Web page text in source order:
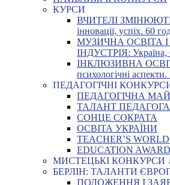
КУРСИ
ВЧИТЕЛІ ЗМІНЮЮТЬ
інновації, успіх. 60
МУЗИЧНА ОСВІТА
ІНДУСТРІЯ: Україна,
ІНКЛЮЗИВНА
психологічні
ПЕДАГОГІЧНІ
ПЕДАГОГІЧНА
ТАЛАНТ ПЕДАГОГА
СОНЦЕ СОКРАТА
ОСВІТА УКРАЇНИ
TEACHER’S
EDUCATION
МИСТЕЦЬКІ КОНКУРСИ
БЕРЛІН: ТАЛАНТИ
ПОЛОЖЕННЯ І